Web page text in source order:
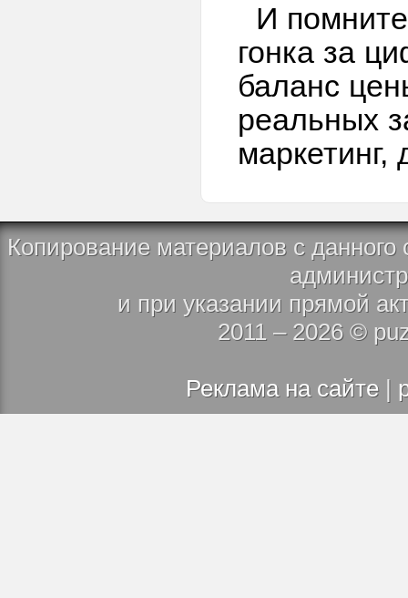
И
гонка за
баланс
реальных
маркетинг,
Копирование материалов с
и при указании прямой
2011 – 2026 ©
Реклама на сайте |